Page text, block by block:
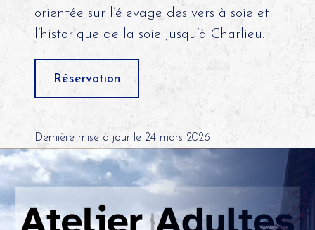
orientée sur l’élevage des vers à soie et
l’historique de la soie jusqu’à Charlieu.
Réservation
Dernière mise à jour le 24 mars 2026